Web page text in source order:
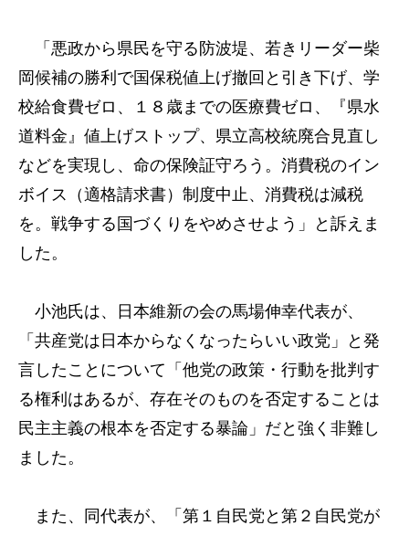
「悪政から県民を守る防波堤、若きリーダー柴
岡候補の勝利で国保税値上げ撤回と引き下げ、学
校給食費ゼロ、１８歳までの医療費ゼロ、『県水
道料金』値上げストップ、県立高校統廃合見直し
などを実現し、命の保険証守ろう。消費税のイン
ボイス（適格請求書）制度中止、消費税は減税
を。戦争する国づくりをやめさせよう」と訴えま
した。
小池氏は、日本維新の会の馬場伸幸代表が、
「共産党は日本からなくなったらいい政党」と発
言したことについて「他党の政策・行動を批判す
る権利はあるが、存在そのものを否定することは
民主主義の根本を否定する暴論」だと強く非難し
ました。
また、同代表が、「第１自民党と第２自民党が